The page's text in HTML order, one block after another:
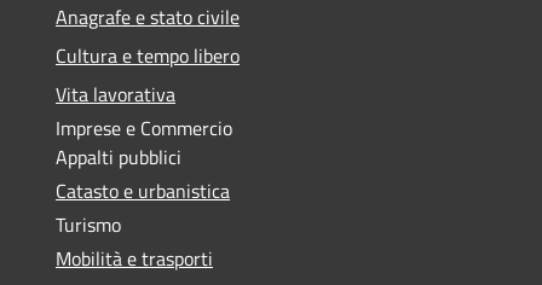
Anagrafe e stato civile
Cultura e tempo libero
Vita lavorativa
Imprese e Commercio
Appalti pubblici
Catasto e urbanistica
Turismo
Mobilità e trasporti